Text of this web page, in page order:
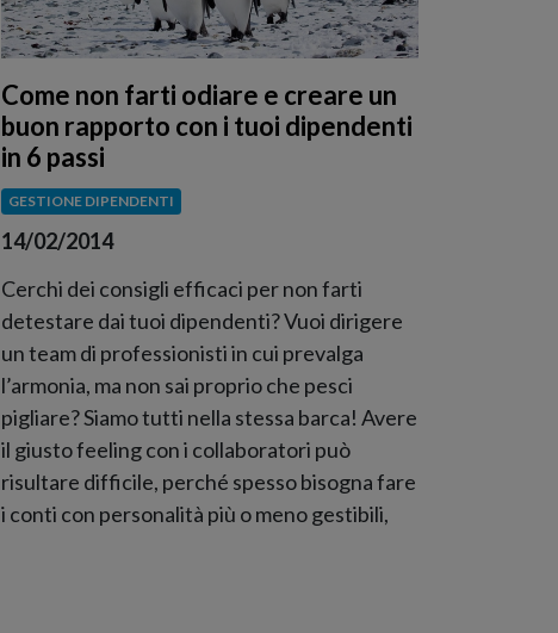
Come non farti odiare e creare un
buon rapporto con i tuoi dipendenti
in 6 passi
GESTIONE DIPENDENTI
14/02/2014
Cerchi dei consigli efficaci per non farti
detestare dai tuoi dipendenti? Vuoi dirigere
un team di professionisti in cui prevalga
l’armonia, ma non sai proprio che pesci
pigliare? Siamo tutti nella stessa barca! Avere
il giusto feeling con i collaboratori può
risultare difficile, perché spesso bisogna fare
i conti con personalità più o meno gestibili,